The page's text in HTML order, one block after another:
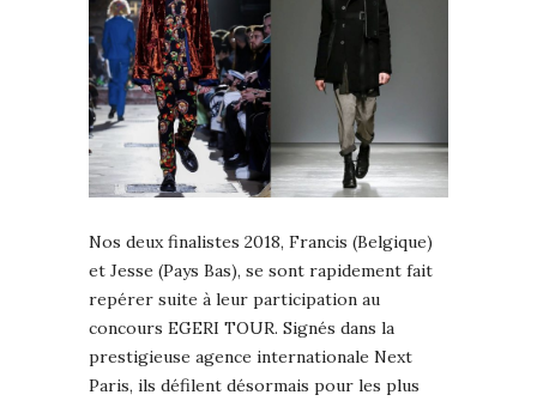
Nos deux finalistes 2018, Francis (Belgique)
et Jesse (Pays Bas), se sont rapidement fait
repérer suite à leur participation au
concours EGERI TOUR. Signés dans la
prestigieuse agence internationale Next
Paris, ils défilent désormais pour les plus